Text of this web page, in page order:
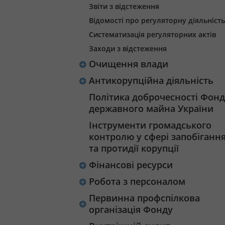
Звіти з відстеження
Відомості про регуляторну діяльність
Систематизація регуляторних актів
Заходи з відстеження
Очищення влади
Антикорупційна діяльність
Політика доброчесності
державного майна України
Інструменти громадського
контролю у сфері
та протидії корупції
Фінансові ресурси
Робота з персоналом
Первинна профспілкова
організація Фонду